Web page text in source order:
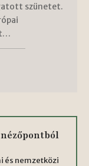
szünetet.
és nemzetközi